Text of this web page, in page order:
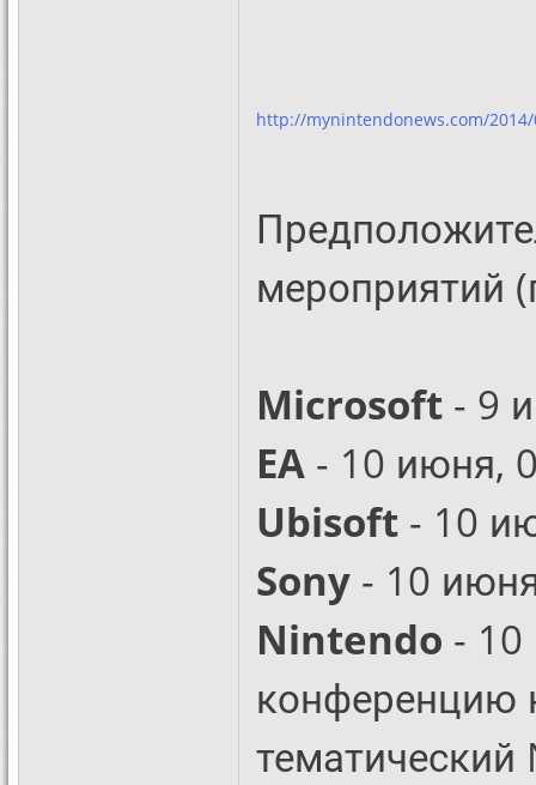
http://mynintendonews.com/
мероприятий
Microsoft - 9
EA - 10 июня,
Ubisoft - 10
Sony - 10
Nintendo - 10
конференцию